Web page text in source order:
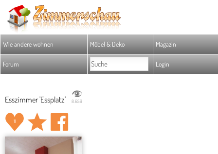
Wie andere wohnen Möbel & Deko Magazin
Forum Login
Esszimmer 'Essplatz' 8.659
11